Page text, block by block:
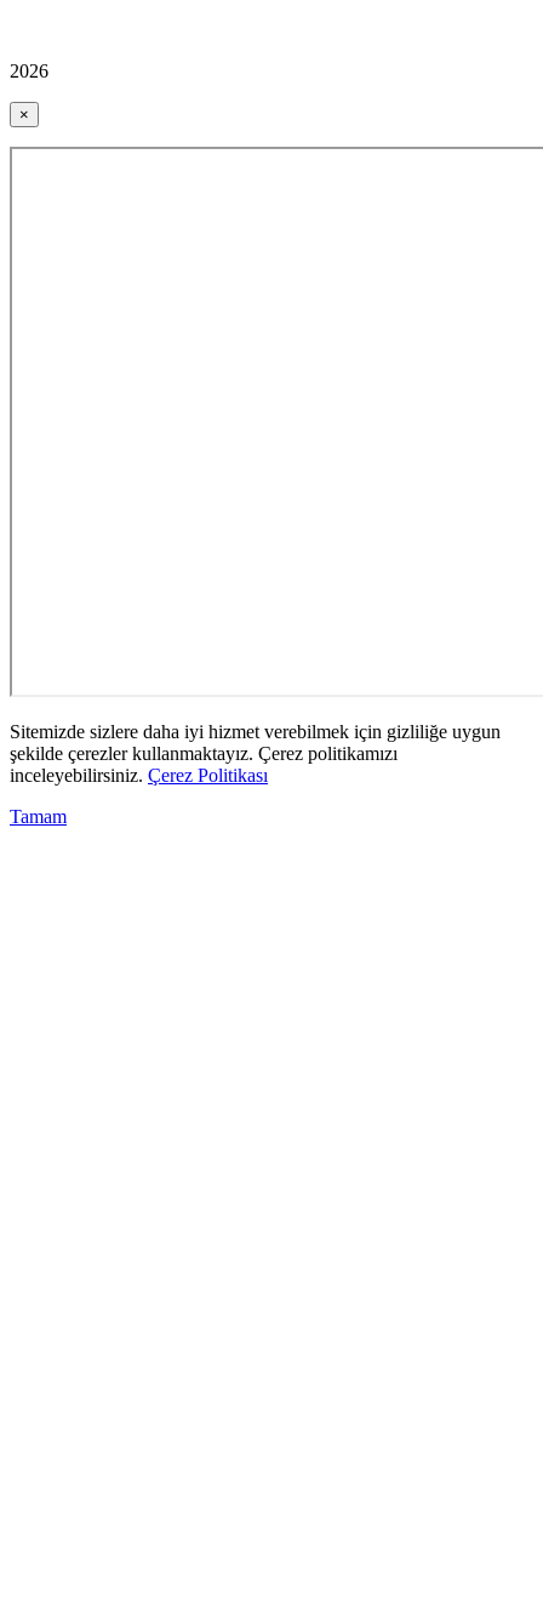
2026
×
Sitemizde sizlere daha iyi hizmet verebilmek için gizliliğe uygun
şekilde çerezler kullanmaktayız. Çerez politikamızı
inceleyebilirsiniz. Çerez Politikası
Tamam